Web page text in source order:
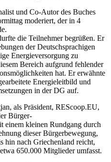
und Co-Autor des Buches
moderiert, der in 4
die Teilnehmer begrüßen. Er
der Deutschsprachigen
Energieversorgung zu
Bereich aufgrund fehlender
hat. Er erwähnte
Energieleitbild und
in der DG auf.
als Präsident, REScoop.EU,
Bürger-
einem kleinen Rundgang durch
dieser Bürgerbewegung,
hin nach Griechenland reicht,
650.000 Mitglieder umfasst.